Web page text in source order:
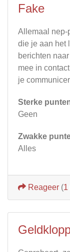
Fake
Allemaal nep-
die je aan het
berichten
mee in
je
Sterke
Geen
Zwakke
Alles
Reageer (1